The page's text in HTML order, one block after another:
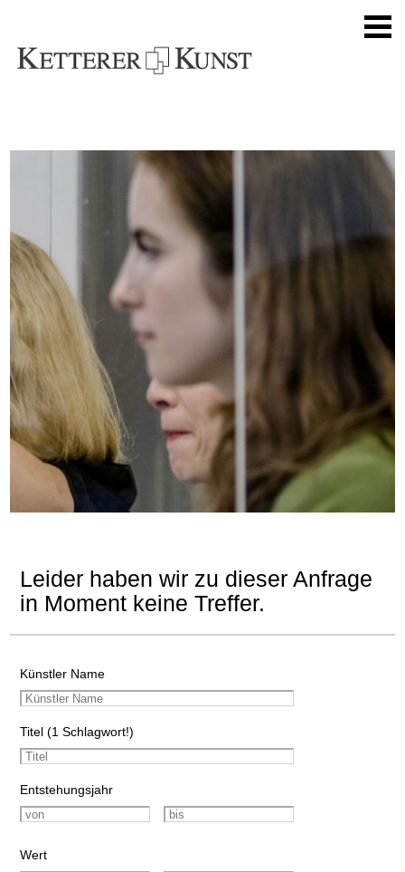
Leider haben wir zu dieser Anfrage
in Moment keine Treffer.
Künstler Name
Titel (1 Schlagwort!)
Entstehungsjahr
Wert